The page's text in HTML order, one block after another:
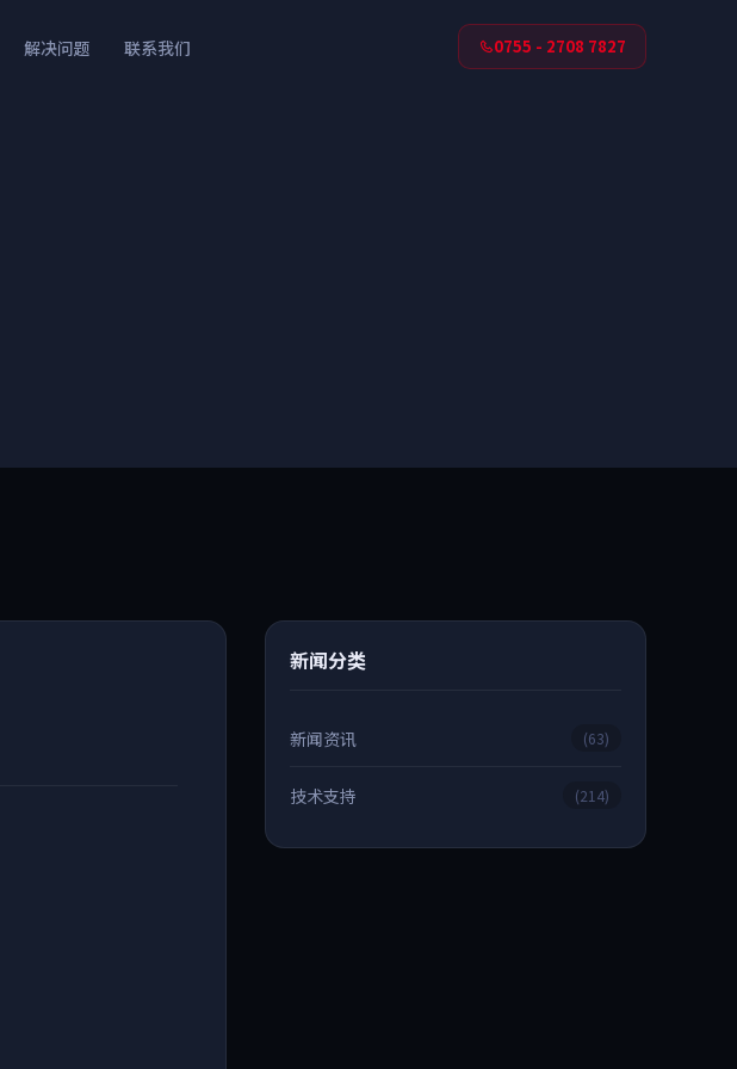
解决问题 联系我们 0755 - 2708 7827
新闻分类
新闻资讯 (63)
技术支持 (214)